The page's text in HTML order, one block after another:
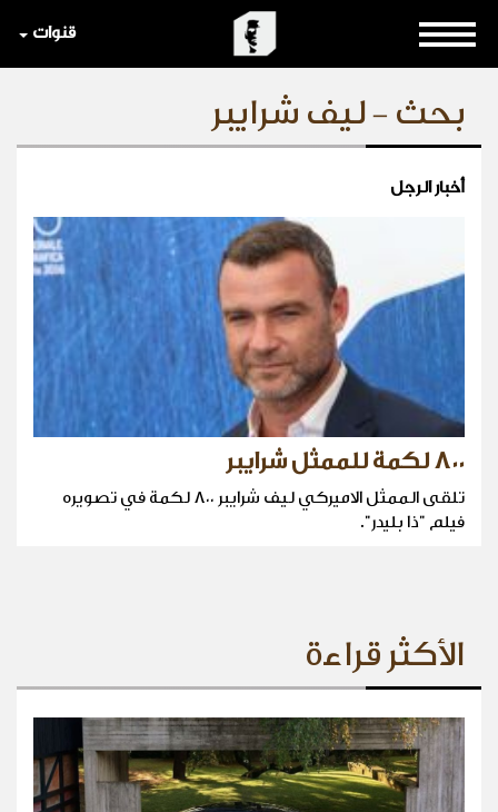
قنوات
بحث - ليف شرايبر
أخبار الرجل
٨٠٠ لكمة للممثل شرايبر
تلقى الممثل الاميركي ليف شرايبر ٨٠٠ لكمة في تصويره
فيلم "ذا بليدر".
الأكثر قراءة